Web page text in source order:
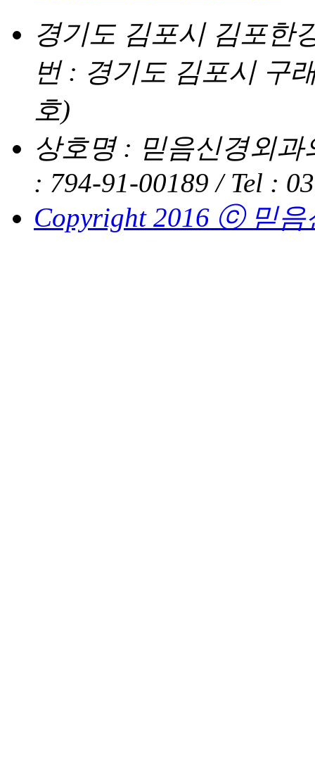
경기도 김포시 김포한
번 : 경기도 김포시 구
호)
상호명 : 믿음신경외
: 794-91-00189 / Tel :
Copyright 2016 ⓒ 믿음